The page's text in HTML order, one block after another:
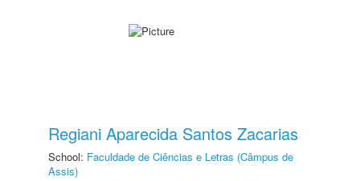
Regiani Aparecida Santos Zacarias
School: Faculdade de Ciências e Letras (Câmpus de
Assis)